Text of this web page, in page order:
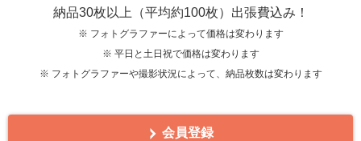
納品30枚以上（平均約100枚）出張費込み！
※ フォトグラファーによって価格は変わります
※ 平日と土日祝で価格は変わります
※ フォトグラファーや撮影状況によって、納品枚数は変わります
会員登録